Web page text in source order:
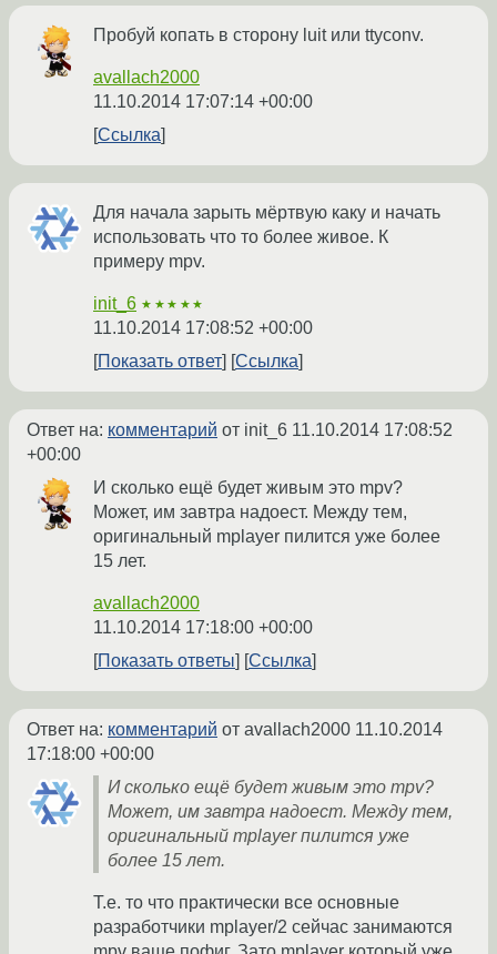
Пробуй копать в сторону luit или ttyconv.
avallach2000
11.10.2014 17:07:14 +00:00
Ссылка
Для начала зарыть мёртвую каку и начать
использовать что то более живое. К
примеру mpv.
init_6 ★★★★★
11.10.2014 17:08:52 +00:00
Показать ответ
Ссылка
Ответ на: комментарий от init_6 11.10.2014 17:08:52
+00:00
И сколько ещё будет живым это mpv?
Может, им завтра надоест. Между тем,
оригинальный mplayer пилится уже более
15 лет.
avallach2000
11.10.2014 17:18:00 +00:00
Показать ответы
Ссылка
Ответ на: комментарий от avallach2000 11.10.2014
17:18:00 +00:00
И сколько ещё будет живым это mpv?
Может, им завтра надоест. Между тем,
оригинальный mplayer пилится уже
более 15 лет.
Т.е. то что практически все основные
разработчики mplayer/2 сейчас занимаются